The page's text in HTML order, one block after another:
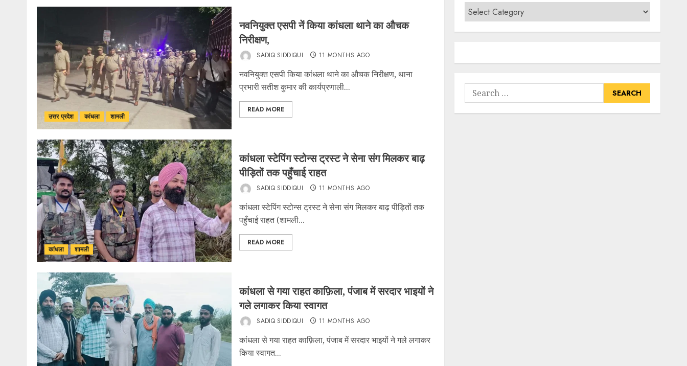
उत्तर प्रदेश कांधला शामली
नवनियुक्त एसपी नें किया कांधला थाने का औचक
निरीक्षण,
SADIQ SIDDIQUI 11 MONTHS AGO
नवनियुक्त एसपी किया कांधला थाने का औचक निरीक्षण, थाना
प्रभारी सतीश कुमार की कार्यप्रणाली...
READ MORE
कांधला शामली
कांधला स्टेपिंग स्टोन्स ट्रस्ट ने सेना संग मिलकर बाढ़
पीड़ितों तक पहुँचाई राहत
SADIQ SIDDIQUI 11 MONTHS AGO
कांधला स्टेपिंग स्टोन्स ट्रस्ट ने सेना संग मिलकर बाढ़ पीड़ितों तक
पहुँचाई राहत (शामली...
READ MORE
कांधला से गया राहत काफ़िला, पंजाब में सरदार भाइयों ने
गले लगाकर किया स्वागत
SADIQ SIDDIQUI 11 MONTHS AGO
कांधला से गया राहत काफ़िला, पंजाब में सरदार भाइयों ने गले लगाकर
किया स्वागत...